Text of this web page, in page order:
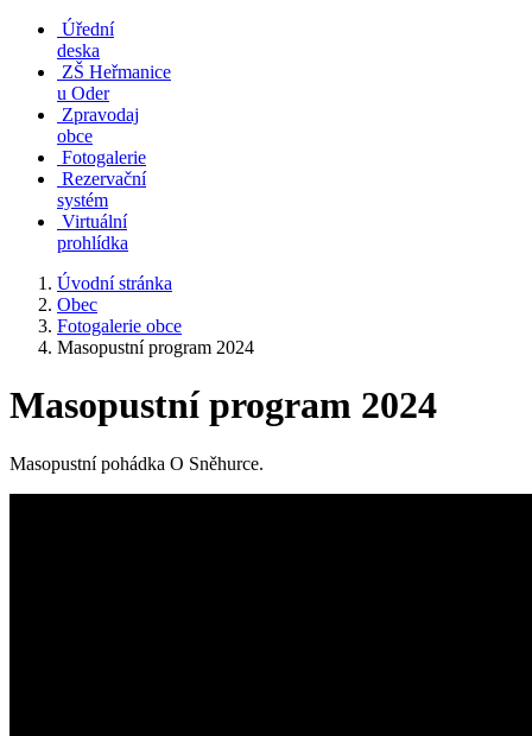
Úřední
deska
ZŠ Heřmanice
u Oder
Zpravodaj
obce
Fotogalerie
Rezervační
systém
Virtuální
prohlídka
Úvodní stránka
Obec
Fotogalerie obce
Masopustní program 2024
Masopustní program 2024
Masopustní pohádka O Sněhurce.